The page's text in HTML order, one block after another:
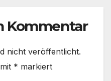
Kommentar
nicht veröffentlicht.
* markiert